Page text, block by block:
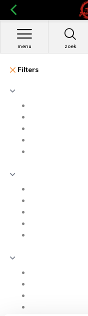
zoek
menu
Filters